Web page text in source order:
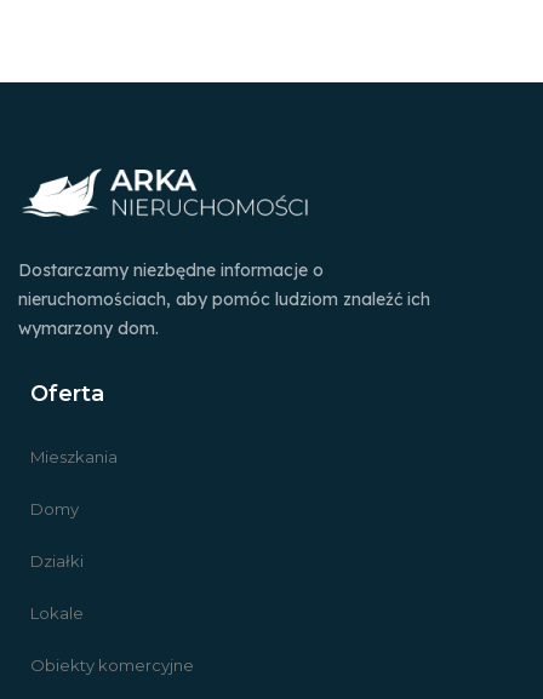
Dostarczamy niezbędne informacje o
nieruchomościach, aby pomóc ludziom znaleźć ich
wymarzony dom.
Oferta
Mieszkania
Domy
Działki
Lokale
Obiekty komercyjne